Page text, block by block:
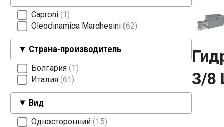
Caproni 1
Oleodinamica Marchesini 62
Страна-производитель
Болгария 1
Италия 61
Вид
Односторонний 15
3/8